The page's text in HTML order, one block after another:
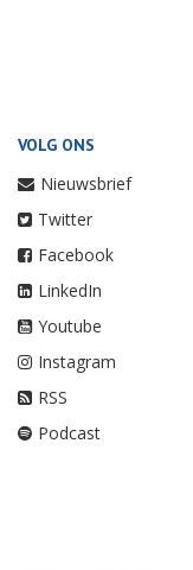
VOLG ONS
Nieuwsbrief
Twitter
Facebook
LinkedIn
Youtube
Instagram
RSS
Podcast